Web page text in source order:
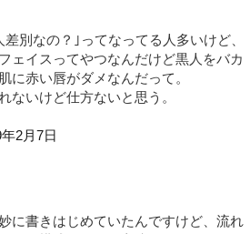
別なの？｣ってなってる人多いけど、
ェイスってやつなんだけど黒人をバカ
に赤い唇がダメなんだって。
ないけど仕方ないと思う。
2月7日
に書きはじめていたんですけど、流れ